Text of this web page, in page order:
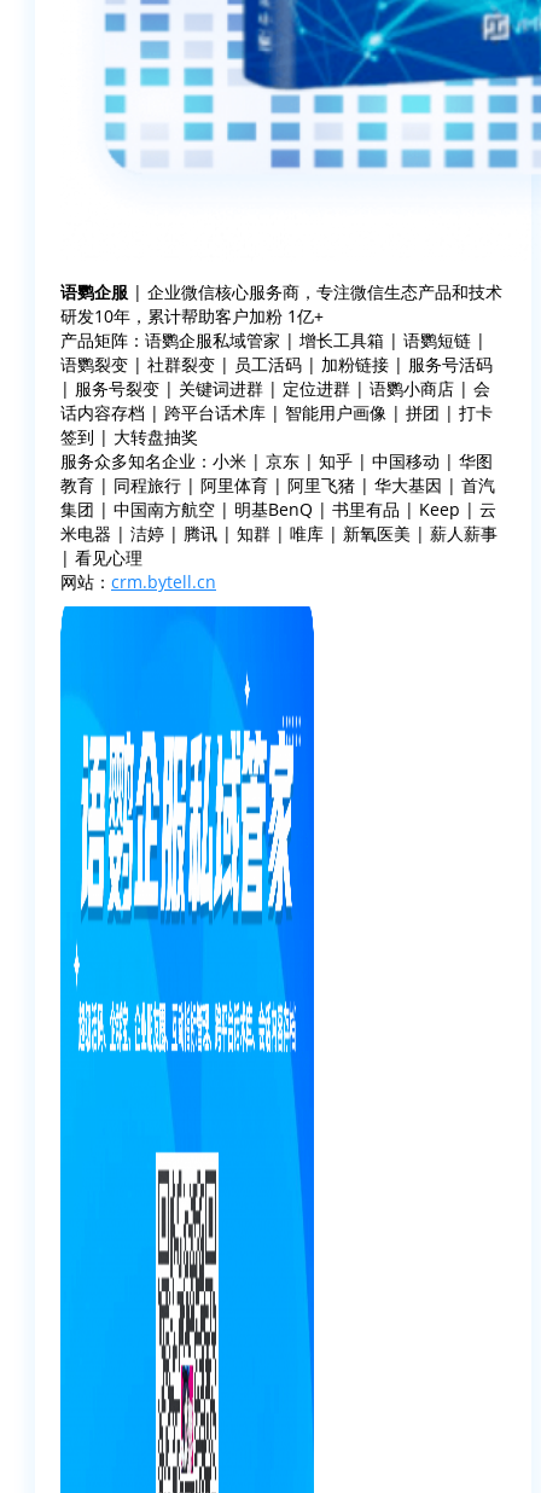
语鹦企服 | 企业微信核心服务商，专注微信生态产品和技术
研发10年，累计帮助客户加粉 1亿+
产品矩阵：语鹦企服私域管家 | 增长工具箱 | 语鹦短链 |
语鹦裂变 | 社群裂变 | 员工活码 | 加粉链接 | 服务号活码
| 服务号裂变 | 关键词进群 | 定位进群 | 语鹦小商店 | 会
话内容存档 | 跨平台话术库 | 智能用户画像 | 拼团 | 打卡
签到 | 大转盘抽奖
服务众多知名企业：小米 | 京东 | 知乎 | 中国移动 | 华图
教育 | 同程旅行 | 阿里体育 | 阿里飞猪 | 华大基因 | 首汽
集团 | 中国南方航空 | 明基BenQ | 书里有品 | Keep | 云
米电器 | 洁婷 | 腾讯 | 知群 | 唯库 | 新氧医美 | 薪人薪事
| 看见心理
网站： crm.bytell.cn